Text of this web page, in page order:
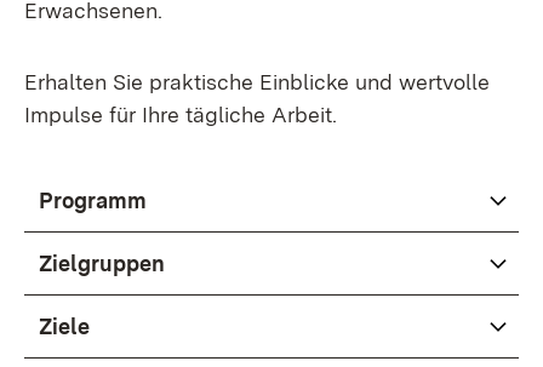
Erwachsenen.
Erhalten Sie praktische Einblicke und wertvolle
Impulse für Ihre tägliche Arbeit.
Programm
Zielgruppen
Ziele